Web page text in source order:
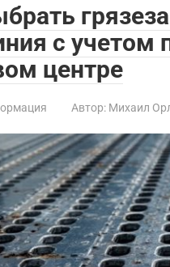
с учетом
центре
Автор: Михаил